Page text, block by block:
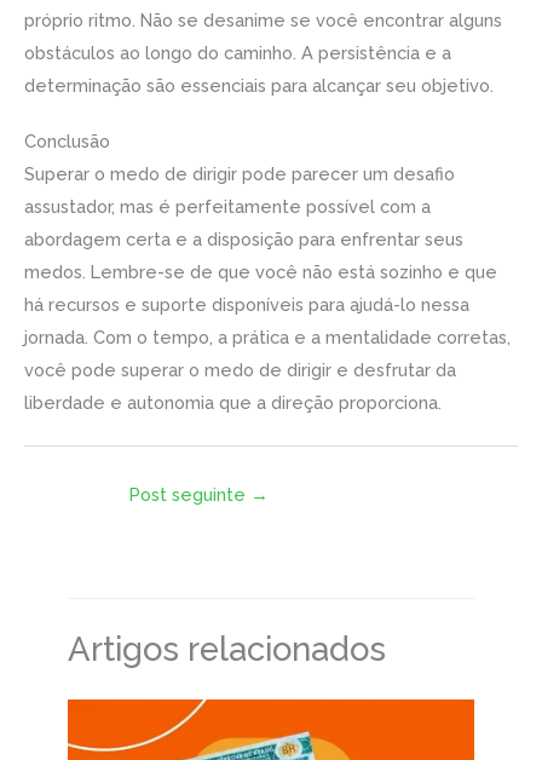
próprio ritmo. Não se desanime se você encontrar alguns
obstáculos ao longo do caminho. A persistência e a
determinação são essenciais para alcançar seu objetivo.
Conclusão
Superar o medo de dirigir pode parecer um desafio
assustador, mas é perfeitamente possível com a
abordagem certa e a disposição para enfrentar seus
medos. Lembre-se de que você não está sozinho e que
há recursos e suporte disponíveis para ajudá-lo nessa
jornada. Com o tempo, a prática e a mentalidade corretas,
você pode superar o medo de dirigir e desfrutar da
liberdade e autonomia que a direção proporciona.
Post seguinte →
Artigos relacionados